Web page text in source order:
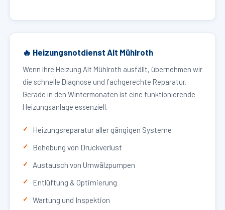
🔥 Heizungsnotdienst Alt Mühlroth
Wenn Ihre Heizung Alt Mühlroth ausfällt, übernehmen wir
die schnelle Diagnose und fachgerechte Reparatur.
Gerade in den Wintermonaten ist eine funktionierende
Heizungsanlage essenziell.
Heizungsreparatur aller gängigen Systeme
Behebung von Druckverlust
Austausch von Umwälzpumpen
Entlüftung & Optimierung
Wartung und Inspektion